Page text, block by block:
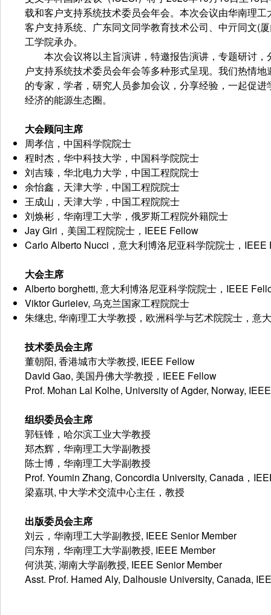
载和客户支持系统技术委员会年会。本次会议由华南理
客户支持系统、广东同文同学教育技术公司、中亓同文(
工学院承办。
本次会议将以主旨演讲，特邀报告演讲，专题研讨，
户支持系统技术委员会年会等多种形式呈现。我们热情
的专家，学者，研究人员参加会议，分享经验，一起促
经济的能源生态圈。
大会顾问主席
周孝信，中国科学院院士
程时杰，华中科技大学，中国科学院院士
刘吉臻，华北电力大学，中国工程院院士
余怡鑫，天津大学，中国工程院院士
王成山，天津大学，中国工程院院士
刘焕彬，华南理工大学，俄罗斯工程院外籍院士
Jay Giri，美国工程院院士，IEEE Fellow
Carlo Alberto Nucci，意大利博洛尼亚科学院院士，IEEE
大会主席
Alberto borghetti, 意大利博洛尼亚科学院院士，IEEE
Viktor Gurieiev, 乌克兰国家工程院院士
朱继忠, 华南理工大学教授，欧洲科学与艺术院院士，意
技术委员会主席
董朝阳, 香港城市大学教授, IEEE Fellow
David Gao, 美国丹佛大学教授，IEEE Fellow
Prof. Mohan Lal Kolhe, University of Agder, Norway,
组织委员会主席
郭钰锋，哈尔滨工业大学教授
郑杰辉，华南理工大学副教授
陈士博，华南理工大学副教授
Prof. Youmin Zhang, Concordia University, Canada，
梁嘉琪, 中大学术交流中心主任，教授
出版委员会主席
刘云，华南理工大学副教授, IEEE Senior Member
闫东翔，华南理工大学副教授, IEEE Member
何洪英, 湖南大学副教授, IEEE Senior Member
Asst. Prof. Hamed Aly, Dalhousie University, Canada,